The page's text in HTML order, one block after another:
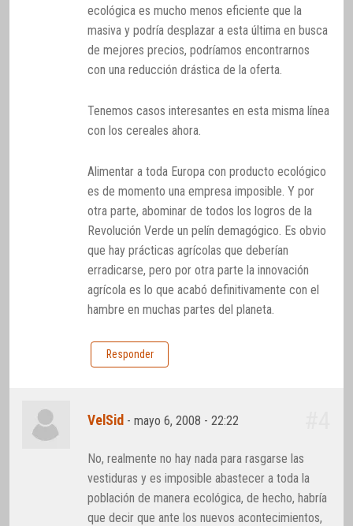
ecológica es mucho menos eficiente que la
masiva y podría desplazar a esta última en busca
de mejores precios, podríamos encontrarnos
con una reducción drástica de la oferta.
Tenemos casos interesantes en esta misma línea
con los cereales ahora.
Alimentar a toda Europa con producto ecológico
es de momento una empresa imposible. Y por
otra parte, abominar de todos los logros de la
Revolución Verde un pelín demagógico. Es obvio
que hay prácticas agrícolas que deberían
erradicarse, pero por otra parte la innovación
agrícola es lo que acabó definitivamente con el
hambre en muchas partes del planeta.
Responder
VelSid -mayo 6, 2008 - 22:22
No, realmente no hay nada para rasgarse las
vestiduras y es imposible abastecer a toda la
población de manera ecológica, de hecho, habría
que decir que ante los nuevos acontecimientos,